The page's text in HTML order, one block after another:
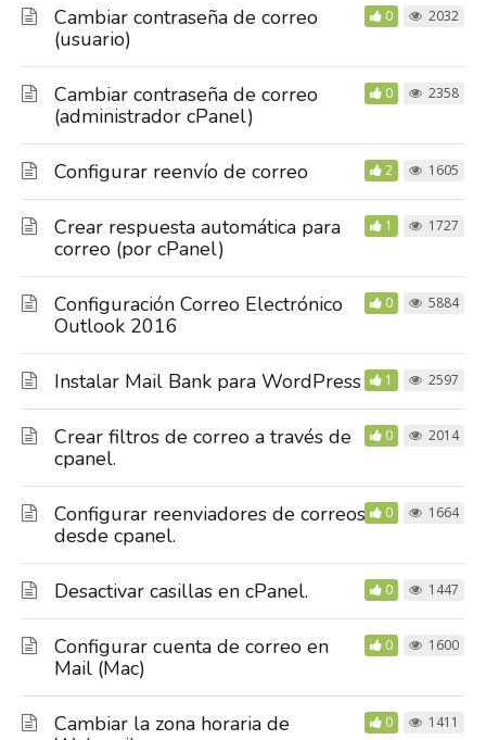
Cambiar contraseña de correo
(usuario)
0 2032
Cambiar contraseña de correo
(administrador cPanel)
0 2358
Configurar reenvío de correo 2 1605
Crear respuesta automática para
correo (por cPanel)
1 1727
Configuración Correo Electrónico
Outlook 2016
0 5884
Instalar Mail Bank para WordPress 1 2597
Crear filtros de correo a través de
cpanel.
0 2014
Configurar reenviadores de correos
desde cpanel.
0 1664
Desactivar casillas en cPanel. 0 1447
Configurar cuenta de correo en
Mail (Mac)
0 1600
Cambiar la zona horaria de
0 1411